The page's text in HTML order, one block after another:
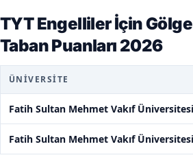
TYT Engelliler İçin
Taban Puanları 2026
ÜNIVERSITE
Fatih Sultan Mehmet Vakıf Üniversitesi
Fatih Sultan Mehmet Vakıf Üniversitesi